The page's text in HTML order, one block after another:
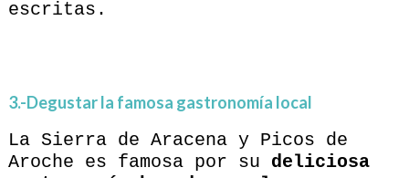
escritas.
3.-Degustar la famosa gastronomía local
La Sierra de Aracena y Picos de
Aroche es famosa por su deliciosa